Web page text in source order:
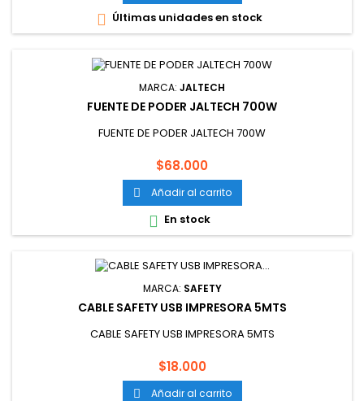
 Últimas unidades en stock
MARCA: JALTECH
FUENTE DE PODER JALTECH 700W
FUENTE DE PODER JALTECH 700W
Precio
$68.000
 Añadir al carrito
 En stock
MARCA: SAFETY
CABLE SAFETY USB IMPRESORA 5MTS
CABLE SAFETY USB IMPRESORA 5MTS
Precio
$18.000
 Añadir al carrito